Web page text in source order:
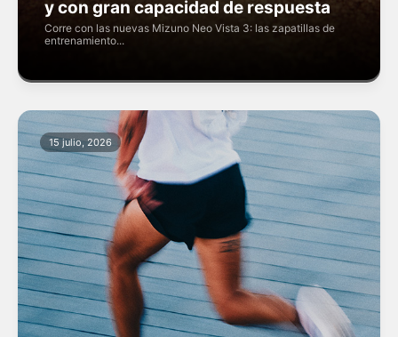
y con gran capacidad de respuesta
Corre con las nuevas Mizuno Neo Vista 3: las zapatillas de
entrenamiento...
15 julio, 2026